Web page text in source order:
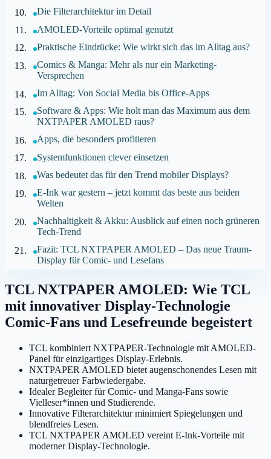
Die Filterarchitektur im Detail
AMOLED-Vorteile optimal genutzt
Praktische Eindrücke: Wie wirkt sich das im Alltag aus?
Comics & Manga: Mehr als nur ein Marketing-
Versprechen
Im Alltag: Von Social Media bis Office-Apps
Software & Apps: Wie holt man das Maximum aus dem
NXTPAPER AMOLED raus?
Apps, die besonders profitieren
Systemfunktionen clever einsetzen
Was bedeutet das für den Trend mobiler Displays?
E-Ink war gestern – jetzt kommt das beste aus beiden
Welten
Nachhaltigkeit & Akku: Ausblick auf einen noch grüneren
Tech-Trend
Fazit: TCL NXTPAPER AMOLED – Das neue Traum-
Display für Comic- und Lesefans
TCL NXTPAPER AMOLED: Wie TCL
mit innovativer Display-Technologie
Comic-Fans und Lesefreunde begeistert
TCL kombiniert NXTPAPER-Technologie mit AMOLED-
Panel für einzigartiges Display-Erlebnis.
NXTPAPER AMOLED bietet augenschonendes Lesen mit
naturgetreuer Farbwiedergabe.
Idealer Begleiter für Comic- und Manga-Fans sowie
Vielleser*innen und Studierende.
Innovative Filterarchitektur minimiert Spiegelungen und
blendfreies Lesen.
TCL NXTPAPER AMOLED vereint E-Ink-Vorteile mit
moderner Display-Technologie.